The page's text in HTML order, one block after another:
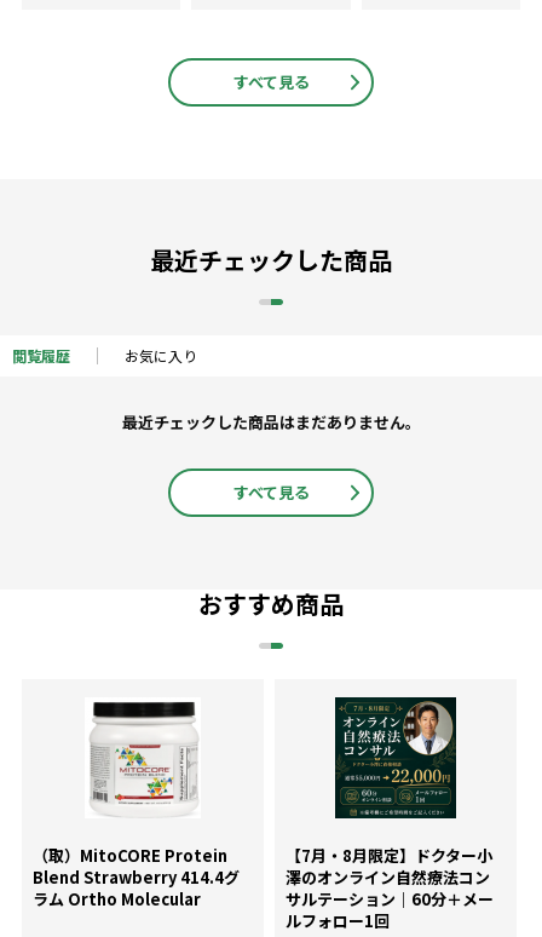
すべて見る
最近チェックした商品
閲覧履歴 お気に入り
最近チェックした商品はまだありません。
すべて見る
おすすめ商品
（取）MitoCORE Protein
Blend Strawberry 414.4グ
ラム Ortho Molecular
【7月・8月限定】ドクター小
澤のオンライン自然療法コン
サルテーション｜60分＋メー
ルフォロー1回